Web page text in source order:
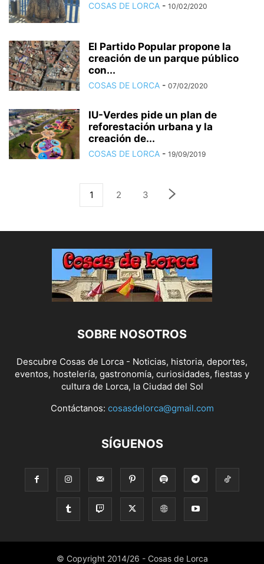
COSAS DE LORCA - 10/02/2020
El Partido Popular propone la
creación de un parque público
con...
COSAS DE LORCA - 07/02/2020
IU-Verdes pide un plan de
reforestación urbana y la
creación de...
COSAS DE LORCA - 19/09/2019
1 2 3
SOBRE NOSOTROS
Descubre Cosas de Lorca - Noticias, historia, deportes,
eventos, hostelería, gastronomía, curiosidades, fiestas y
cultura de Lorca, la Ciudad del Sol
Contáctanos: cosasdelorca@gmail.com
SÍGUENOS
© Copyright 2014/26 - Cosas de Lorca